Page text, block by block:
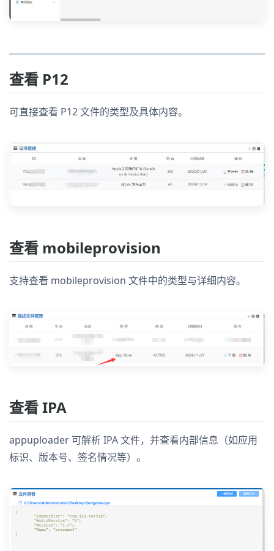
查看 P12
可直接查看 P12 文件的类型及具体内容。
查看 mobileprovision
支持查看 mobileprovision 文件中的类型与详细内容。
查看 IPA
appuploader 可解析 IPA 文件，并查看内部信息（如应用
标识、版本号、签名情况等）。